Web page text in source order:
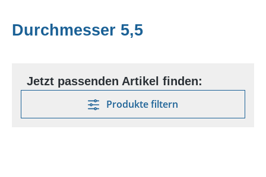
Durchmesser 5,5
Produkte filtern